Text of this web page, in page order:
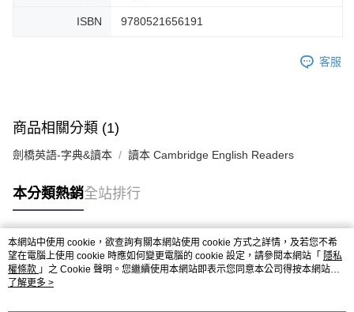
ISBN 9780521656191
客服
商品相關分類 (1)
劍橋英語-字典&讀本 讀本 Cambridge English Readers
本分類熱銷全站排行
熱門標籤
本網站中使用 cookie，欲查詢有關本網站使用 cookie 方式之詳情，及若您不希
望在電腦上使用 cookie 時應如何變更電腦的 cookie 設定，請參閱本網站「 隱私
權條款 」之 Cookie 聲明。您繼續使用本網站即表示您同意本公司得按本網站使
用條款之 Cookie 聲明使用 cookie。
了解更多 >